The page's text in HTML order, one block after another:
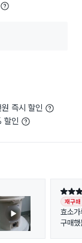
즉시 할인
할인
별점 5
재구매
효소가
구매했